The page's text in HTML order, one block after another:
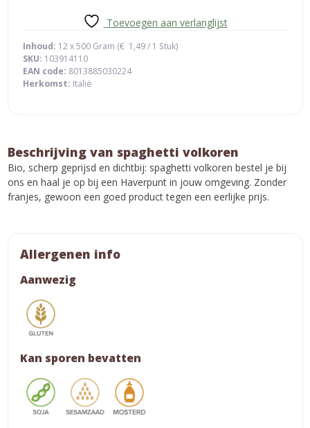
Toevoegen aan verlanglijst
Inhoud: 12 x 500 Gram (€ 1,49/ 1 Stuk)
SKU: 103914110
EAN code: 8013885030224
Herkomst: Italië
Beschrijving van spaghetti volkoren
Bio, scherp geprijsd en dichtbij: spaghetti volkoren bestel je bij
ons en haal je op bij een Haverpunt in jouw omgeving. Zonder
franjes, gewoon een goed product tegen een eerlijke prijs.
Allergenen info
Aanwezig
Kan sporen bevatten